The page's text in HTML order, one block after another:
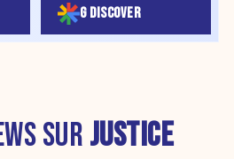
G DISCOVER
SUR JUSTICE